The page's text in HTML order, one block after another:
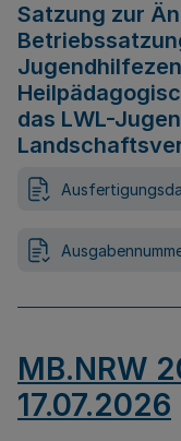
Satzung zur
das LWL-
MB.NRW
17.07.2026